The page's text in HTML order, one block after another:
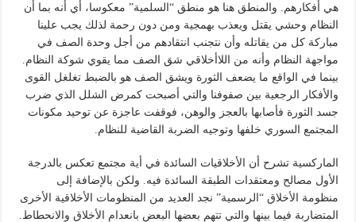
هي أفكارهم. والمنطق هنا هو منطق “السلمية” معكوسا، أي أنه بما أن
النظام وحشي يقتل ويعذب بهمجية ومن دون رحمة لذلك يجب علينا
مباركة كل من يقاتله وأن نتجنب انتقادهم من أجل وحدة الصف في
مواجهة النظام وأنه من اللاأخلاقي شق الصف مما يقوي شوكة النظام.
بينما في الواقع ما يضعف الثورة ويشق الصف هو بالضبط تغلغل القوى
والأفكار الرجعية بين صفوفنا والتي أصبحت كمرض الشلل الذي ضرب
جسد الثورة فأصابها بالعجز والوهن، فوقفت عاجزة عن توحيد مكونات
المجتمع السوري خلفها وتوجيه الضربة القاضية للنظام.
الماركسية تشرح أن الأخلاقيات السائدة في أية مجتمع تعكس بالدرجة
الأول مصالح ومعتقدات الطبقة السائدة فيه. ولكن بالإضافة إلى
منظومة الأخلاق “الرسمية” نجد العديد من المنظومات الأخلاقية الأخرى
المتضاربة فيما بينها والتي تتهم بعضها البعض بانعدام الأخلاق والانحطاط.